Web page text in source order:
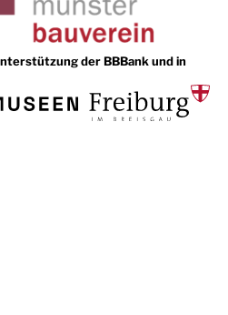
der BBBank und in